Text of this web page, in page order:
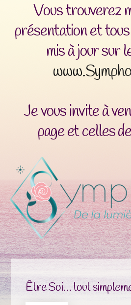
Vous trouverez
présentation et
mis à jour sur
Je vous invite à
page et celles
Être Soi… tout